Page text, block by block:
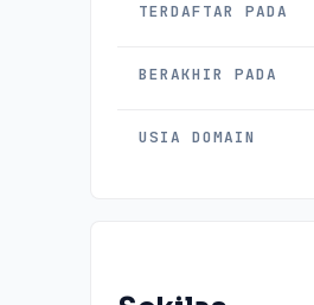
TERDAFTAR PADA
BERAKHIR PADA
USIA DOMAIN